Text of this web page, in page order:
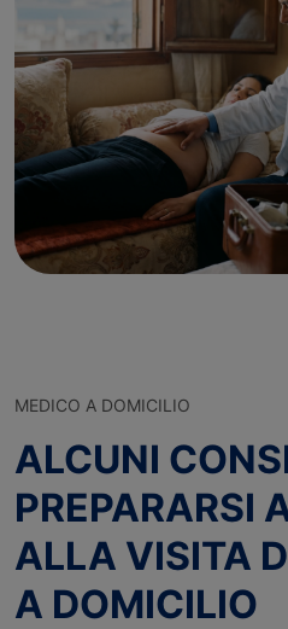
MEDICO A DOMICILIO
ALCUNI
PREPARARSI
ALLA VISITA
A DOMICILIO